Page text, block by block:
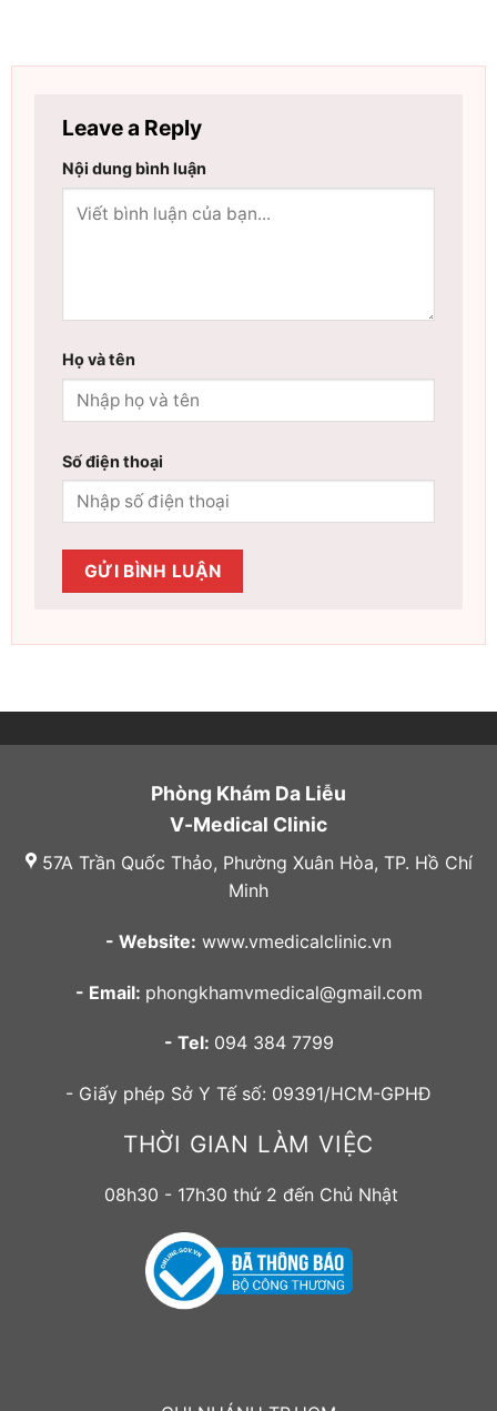
Leave a Reply
Nội dung bình luận
Họ và tên
Số điện thoại
Phòng Khám Da Liễu
V-Medical Clinic
57A Trần Quốc Thảo, Phường Xuân Hòa, TP. Hồ Chí
Minh
- Website: www.vmedicalclinic.vn
- Email: phongkhamvmedical@gmail.com
- Tel: 094 384 7799
- Giấy phép Sở Y Tế số: 09391/HCM-GPHĐ
THỜI GIAN LÀM VIỆC
08h30 - 17h30 thứ 2 đến Chủ Nhật